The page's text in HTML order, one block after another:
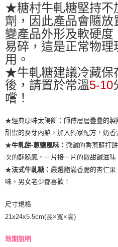
★糖村牛軋糖堅持不
劑，因此產品會隨
變產品外形及軟硬
易碎，這是正常物理
用。
★牛軋糖建議冷藏保
後，請置於常溫5-10
嚐！
★經典原味太陽餅 ： 師傅層層疊疊的
甜蜜的麥芽內餡，加入獨家配方，奶香
★牛軋餅-蔥鹽風味： 微鹹的香蔥蘇打
次的酥脆感，一片接一片的微甜鹹滋味
★法式牛軋糖： 嚴選飽滿香脆的杏仁果
味，男女老少都喜歡！
尺寸規格
21x24x5.5cm(長×寬×高)
效期說明